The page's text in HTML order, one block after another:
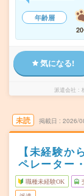
年齢層
気になる!
派遣会社
未読 掲載日 2026/
【未経験か
ペレーター
職種未経験OK